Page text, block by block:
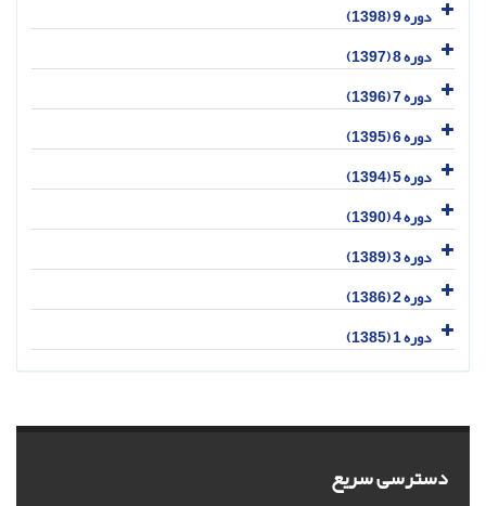
دوره 9 (1398)
دوره 8 (1397)
دوره 7 (1396)
دوره 6 (1395)
دوره 5 (1394)
دوره 4 (1390)
دوره 3 (1389)
دوره 2 (1386)
دوره 1 (1385)
دسترسی سریع